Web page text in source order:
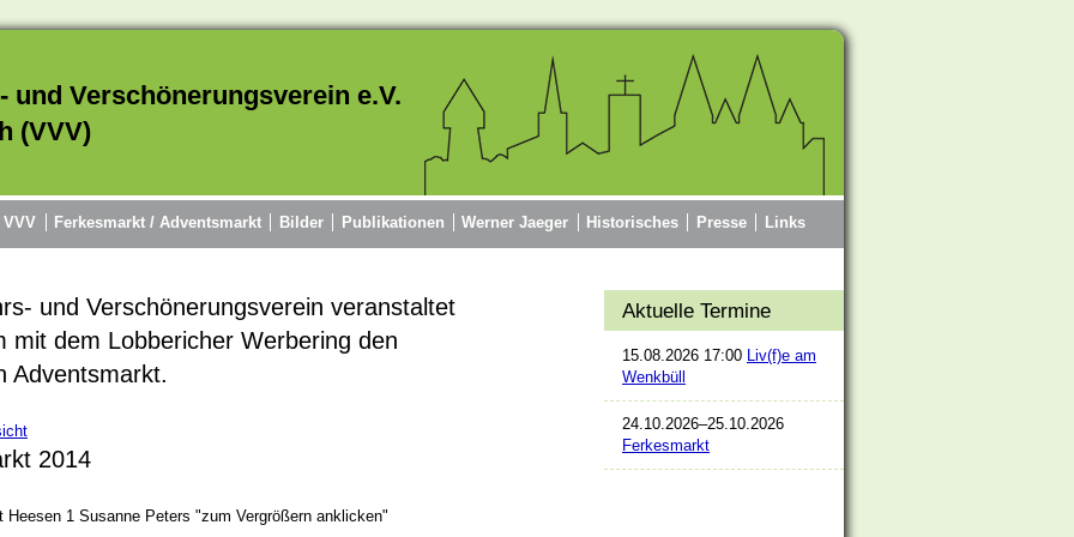
und Verschönerungsverein e.V.
(VVV)
VVV Ferkesmarkt / Adventsmarkt Bilder Publikationen Werner Jaeger Historisches Presse Links
und Verschönerungsverein veranstaltet
mit dem Lobbericher Werbering den
Adventsmarkt.
2014
Heesen 1 Susanne Peters "zum Vergrößern anklicken"
Aktuelle Termine
15.08.2026 17:00 Liv(f)e am
Wenkbüll
24.10.2026–25.10.2026
Ferkesmarkt